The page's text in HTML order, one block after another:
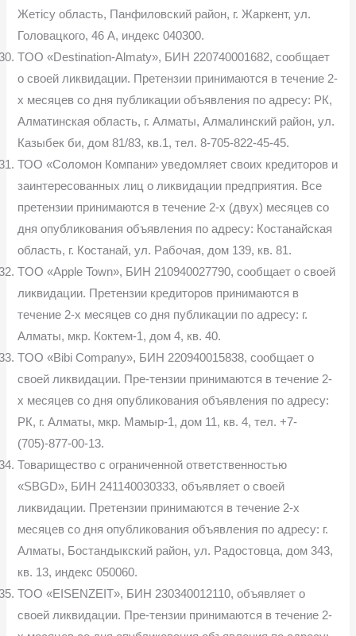
Жетісу область, Панфиловский район, г. Жаркент, ул.
Головацкого, 46 А, индекс 040300.
TOO «Destination-Almaty», БИН 220740001682, сообщает
о своей ликвидации. Претензии принимаются в течение 2-
х месяцев со дня публикации объявления по адресу: РК,
Алматинская область, г. Алматы, Алмалинский район, ул.
Казыбек би, дом 81/83, кв.1, тел. 8-705-822-45-45.
ТОО «Соломон Компани» уведомляет своих кредиторов и
заинтересованных лиц о ликвидации предприятия. Все
претензии принимаются в течение 2-х (двух) месяцев со
дня опубликования объявления по адресу: Костанайская
область, г. Костанай, ул. Рабочая, дом 139, кв. 81.
TOO «Apple Town», БИН 210940027790, сообщает о своей
ликвидации. Претензии кредиторов принимаются в
течение 2-х месяцев со дня публикации по адресу: г.
Алматы, мкр. Коктем-1, дом 4, кв. 40.
TOO «Bibi Company», БИН 220940015838, сообщает о
своей ликвидации. Пре-тензии принимаются в течение 2-
х месяцев со дня опубликования объявления по адресу:
РК, г. Алматы, мкр. Мамыр-1, дом 11, кв. 4, тел. +7-
(705)-877-00-13.
Товарищество с ограниченной ответственностью
«SBGD», БИН 241140030333, объявляет о своей
ликвидации. Претензии принимаются в течение 2-х
месяцев со дня опубликования объявления по адресу: г.
Алматы, Бостандыкский район, ул. Радостовца, дом 343,
кв. 13, индекс 050060.
ТОО «EISENZEIT», БИН 230340012110, объявляет о
своей ликвидации. Пре-тензии принимаются в течение 2-